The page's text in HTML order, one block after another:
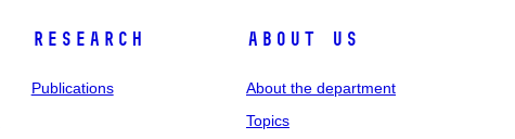
Research
Publications
About us
About the department
Topics